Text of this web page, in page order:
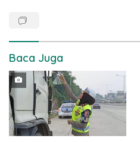
Baca Juga